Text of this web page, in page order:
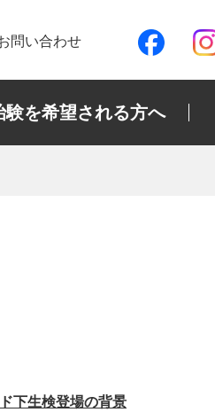
問い合わせ
験を希望される方へ
下生検登場の背景